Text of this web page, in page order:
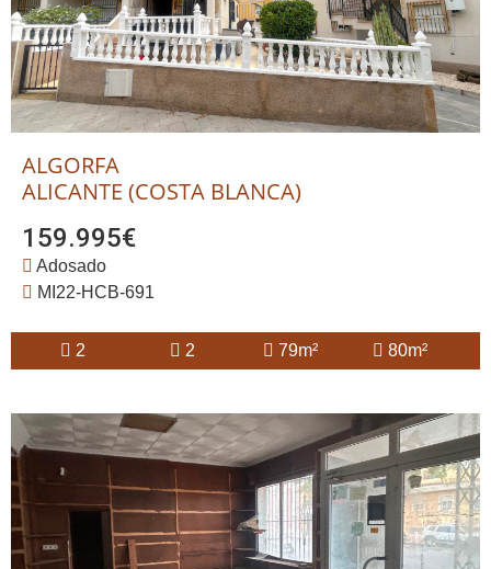
ALGORFA
ALICANTE (COSTA BLANCA)
159.995€
Adosado
MI22-HCB-691
2 2 79m² 80m²